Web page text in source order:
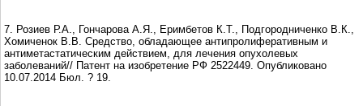
7. Розиев Р.А., Гончарова А.Я., Еримбетов К.Т., Подгородниченко В.К.,
Хомиченок В.В. Средство, обладающее антипролиферативным и
антиметастатическим действием, для лечения опухолевых
заболеваний// Патент на изобретение РФ 2522449. Опубликовано
10.07.2014 Бюл. ? 19.